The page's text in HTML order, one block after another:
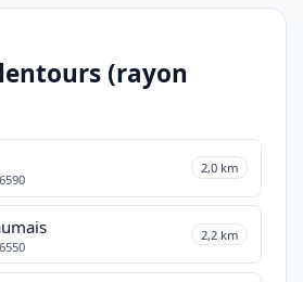
(rayon
2,0 km
2,2 km